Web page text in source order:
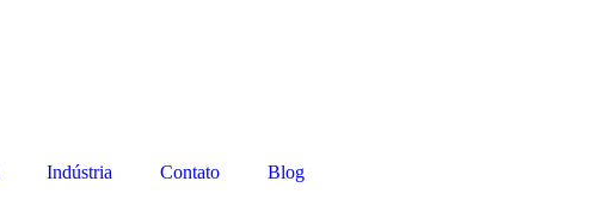
Indústria Contato Blog